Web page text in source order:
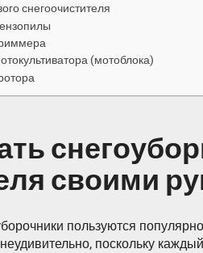
снегоочистителя
(мотоблока)
своими
пользуются
поскольку